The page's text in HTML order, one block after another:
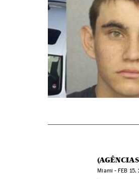
Miami -FEB 15,